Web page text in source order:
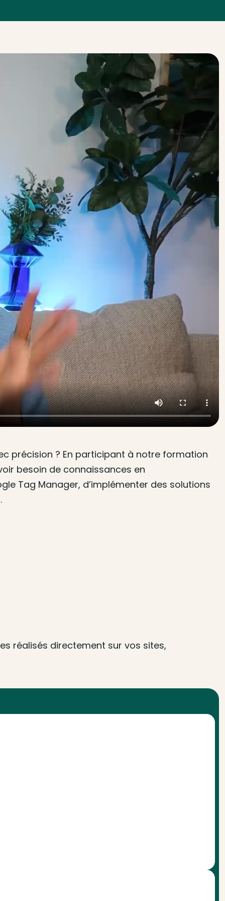
précision ? En participant à notre formation
besoin de connaissances en
Tag Manager, d’implémenter des solutions
réalisés directement sur vos sites,